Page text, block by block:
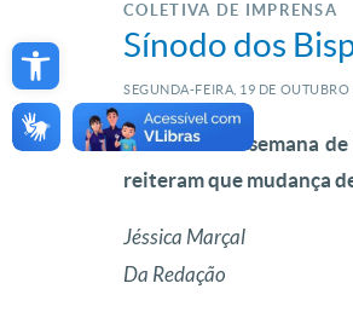
Open toolbar
COLETIVA DE IMPRENSA
Sínodo dos
SEGUNDA-FEIRA, 19 DE OUTUBRO
Nessa última semana
reiteram que mudança
Jéssica Marçal
Da Redação